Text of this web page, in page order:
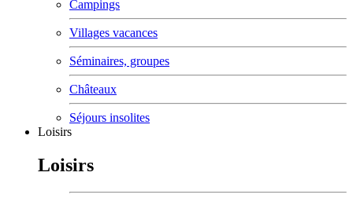
Campings
Villages vacances
Séminaires, groupes
Châteaux
Séjours insolites
Loisirs
Loisirs